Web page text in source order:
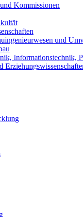
Kommissionen
und
Informationstechnik,